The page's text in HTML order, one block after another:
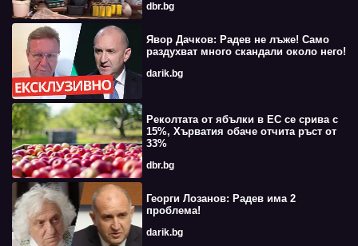
dbr.bg
Явор Дачков: Радев не лъже! Само
раздухват много скандали около него!
darik.bg
Реколтата от ябълки в ЕС се срива с
15%, Хърватия обаче отчита ръст от
33%
dbr.bg
Георги Лозанов: Радев има 2
проблема!
darik.bg